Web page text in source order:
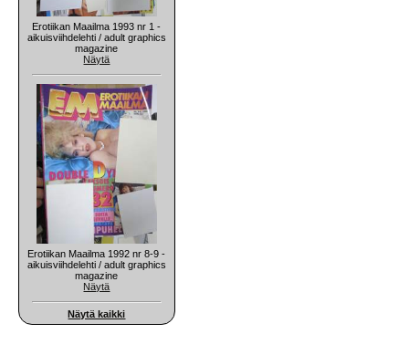
Erotiikan Maailma 1993 nr 1 -
aikuisviihdelehti / adult graphics
magazine
Näytä
Erotiikan Maailma 1992 nr 8-9 -
aikuisviihdelehti / adult graphics
magazine
Näytä
Näytä kaikki